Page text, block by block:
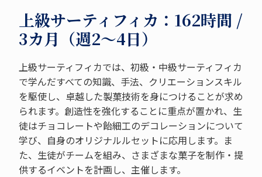
上級サーティフィカ：162時間 /
3カ月（週2～4日）
上級サーティフィカでは、初級・中級サーティフィカ
で学んだすべての知識、手法、クリエーションスキル
を駆使し、卓越した製菓技術を身につけることが求め
られます。創造性を強化することに重点が置かれ、生
徒はチョコレートや飴細工のデコレーションについて
学び、自身のオリジナルルセットに応用します。ま
た、生徒がチームを組み、さまざまな菓子を制作・提
供するイベントを計画し、主催します。